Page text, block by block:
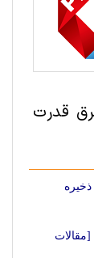
قدرت
[مقالات